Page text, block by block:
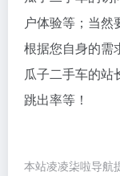
户体验等；当
根据您自身的需
瓜子二手车的站
跳出率等！
本站凌凌柒啦导航